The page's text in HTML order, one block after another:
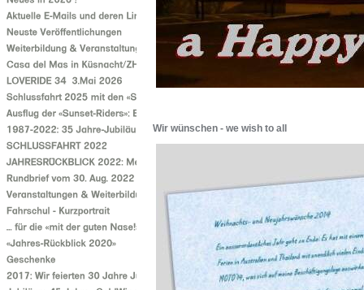
Wir wünschen - we wish to all